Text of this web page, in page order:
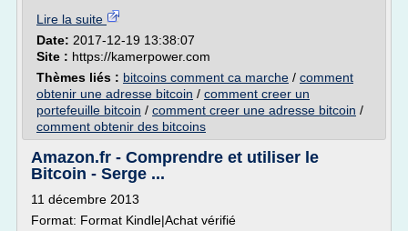
Lire la suite
Date: 2017-12-19 13:38:07
Site : https://kamerpower.com
Thèmes liés : bitcoins comment ca marche / comment
obtenir une adresse bitcoin / comment creer un
portefeuille bitcoin / comment creer une adresse bitcoin /
comment obtenir des bitcoins
Amazon.fr - Comprendre et utiliser le
Bitcoin - Serge ...
11 décembre 2013
Format: Format Kindle|Achat vérifié